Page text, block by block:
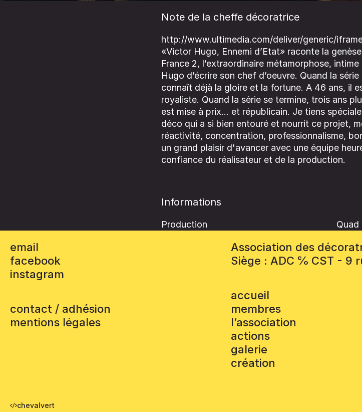
Note de la cheffe décoratrice
http://www.ultimedia.com/deliver/generic/
«Victor Hugo, Ennemi d’Etat» raconte la
France 2, l’extraordinaire métamorphose,
Hugo d’écrire son chef d’oeuvre. Quand la
connaît déjà la gloire et la fortune. A 46 ans, il
royaliste. Quand la série se termine, trois ans
est mise à prix... et républicain. Je tiens
déco qui a si bien entouré et nourrit ce projet,
réactivité, concentration, professionnalisme,
un grand plaisir d'avancer avec une équipe
confiance du réalisateur et de la production.
Informations
Production Quad
email
facebook
instagram
contact / adhésion
mentions légales
Association des
Siège : ADC ℅ CST - 9
accueil
membres
l’association
actions
galerie
création
chevalvert